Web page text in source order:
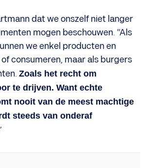
dat we onszelf niet langer
mogen beschouwen. “Als
we enkel producten en
consumeren, maar als burgers
Zoals het recht om
te drijven. Want echte
nooit van de meest machtige
steeds van onderaf